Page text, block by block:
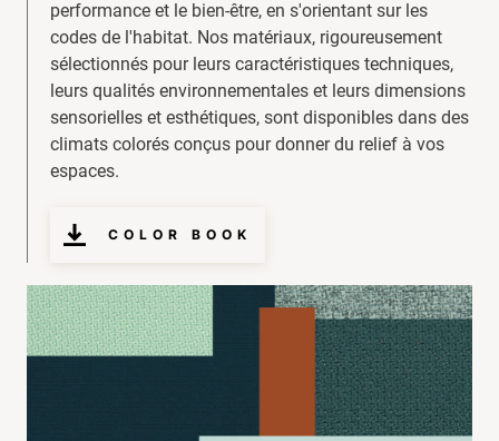
performance et le bien-être, en s'orientant sur les
codes de l'habitat. Nos matériaux, rigoureusement
sélectionnés pour leurs caractéristiques techniques,
leurs qualités environnementales et leurs dimensions
sensorielles et esthétiques, sont disponibles dans des
climats colorés conçus pour donner du relief à vos
espaces.
COLOR BOOK